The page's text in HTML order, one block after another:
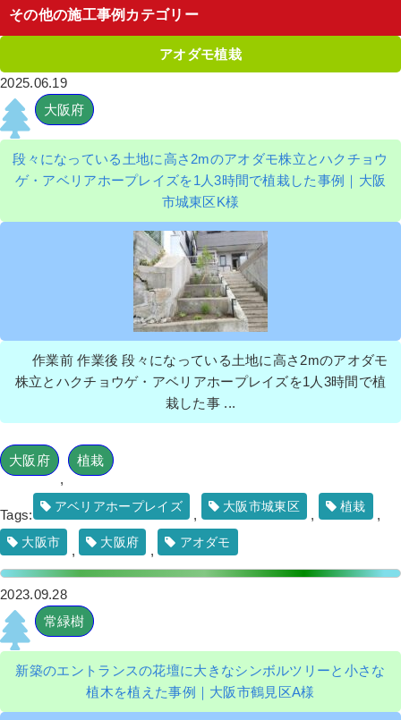
その他の施工事例カテゴリー
アオダモ植栽
2025.06.19
大阪府
段々になっている土地に高さ2mのアオダモ株立とハクチョウ
ゲ・アベリアホープレイズを1人3時間で植栽した事例｜大阪
市城東区K様
作業前 作業後 段々になっている土地に高さ2mのアオダモ
株立とハクチョウゲ・アベリアホープレイズを1人3時間で植
栽した事 ...
大阪府
,
植栽
Tags:
アベリアホープレイズ
,
大阪市城東区
,
植栽
,
大阪市
,
大阪府
,
アオダモ
2023.09.28
常緑樹
新築のエントランスの花壇に大きなシンボルツリーと小さな
植木を植えた事例｜大阪市鶴見区A様